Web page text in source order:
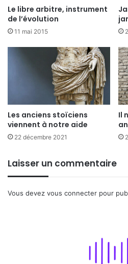
Le libre arbitre, instrument
de l’évolution
11 mai 2015
Les anciens stoïciens
viennent à notre aide
22 décembre 2021
Il
Laisser un commentaire
Vous devez vous connecter pour